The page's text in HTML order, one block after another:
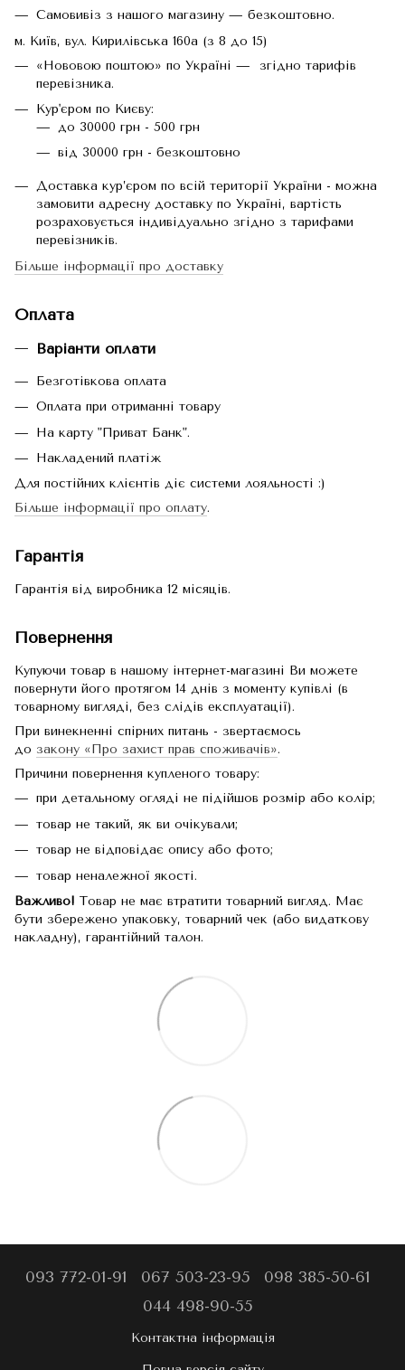
Самовивіз з нашого магазину — безкоштовно.
м. Київ, вул. Кирилівська 160а (з 8 до 15)
«Нововою поштою» по Україні — згідно тарифів
перевізника.
Кур'єром по Києву:
до 30000 грн - 500 грн
від 30000 грн - безкоштовно
Доставка кур’єром по всій території України - можна
замовити адресну доставку по Україні, вартість
розраховується індивідуально згідно з тарифами
перевізників.
Більше інформації про доставку
Оплата
Варіанти оплати
Безготівкова оплата
Оплата при отриманні товару
На карту "Приват Банк".
Накладений платіж
Для постійних клієнтів діє системи лояльності :)
Більше інформації про оплату.
Гарантія
Гарантія від виробника 12 місяців.
Повернення
Купуючи товар в нашому інтернет-магазині Ви можете
повернути його протягом 14 днів з моменту купівлі (в
товарному вигляді, без слідів експлуатації).
При винекненні спірних питань - звертаємось
до закону «Про захист прав споживачів».
Причини повернення купленого товару:
при детальному огляді не підійшов розмір або колір;
товар не такий, як ви очікували;
товар не відповідає опису або фото;
товар неналежної якості.
Важливо! Товар не має втратити товарний вигляд. Має
бути збережено упаковку, товарний чек (або видаткову
накладну), гарантійний талон.
093 772-01-91 067 503-23-95
098 385-50-61
044 498-90-55
Контактна інформація